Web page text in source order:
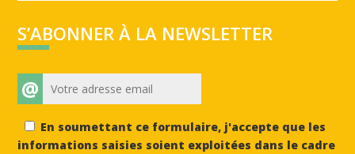
S’ABONNER À LA NEWSLETTER
@
En soumettant ce formulaire, j'accepte que les
informations saisies soient exploitées dans le cadre